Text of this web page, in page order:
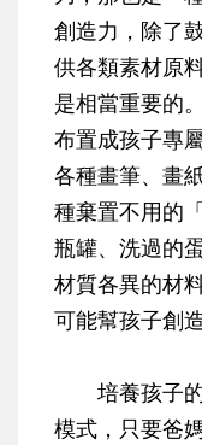
創造力，除了
供各類素材原
是相當重要的
布置成孩子專
各種畫筆、畫
種棄置不用的
瓶罐、洗過的
材質各異的材
可能幫孩子創
培養孩子的
模式，只要爸